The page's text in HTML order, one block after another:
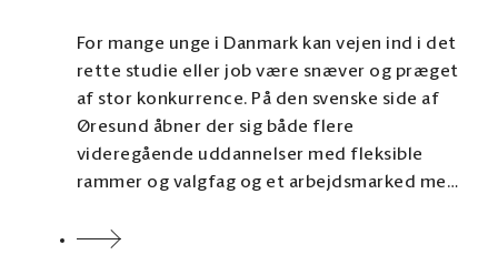
For mange unge i Danmark kan vejen ind i det
rette studie eller job være snæver og præget
af stor konkurrence. På den svenske side af
Øresund åbner der sig både flere
videregående uddannelser med fleksible
rammer og valgfag og et arbejdsmarked med